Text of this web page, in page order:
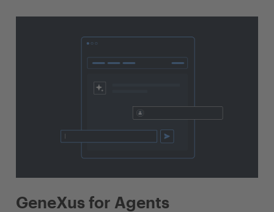
GeneXus for Agents